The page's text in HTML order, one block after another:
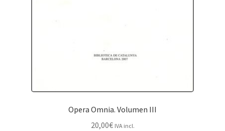
Opera Omnia. Volumen III
20,00€ IVA incl.